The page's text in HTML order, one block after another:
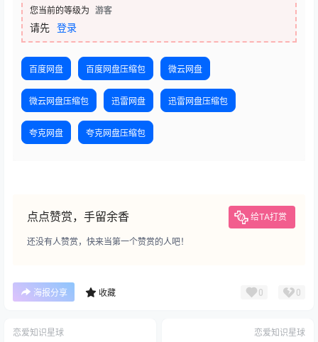
您当前的等级为 游客
请先 登录
百度网盘 百度网盘压缩包 微云网盘
微云网盘压缩包 迅雷网盘 迅雷网盘压缩包
夸克网盘 夸克网盘压缩包
点点赞赏，手留余香 给TA打赏
还没有人赞赏，快来当第一个赞赏的人吧！
海报分享 收藏 0 0
恋爱知识星球 恋爱知识星球